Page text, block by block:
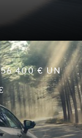
56 400 € UN